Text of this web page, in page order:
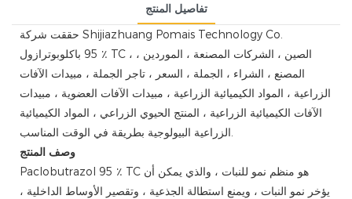
تفاصيل المنتج
حققت شركة Shijiazhuang Pomais Technology Co.
باكلوبوترازول 95 ٪ TC ، الصين ، الشركات المصنعة ، الموردين ،
المصنع ، الشراء ، الجملة ، السعر ، تاجر الجملة ، مبيدات الآفات
الزراعية ، المواد الكيميائية الزراعية ، مبيدات الآفات العضوية ، مبيدات
الآفات الكيميائية الزراعية ، المنتج الحيوي الزراعي ، المواد الكيميائية
الزراعية البيولوجية بطريقة في الوقت المناسب.
وصف المنتج
Paclobutrazol 95 ٪ TC هو منظم نمو للنبات ، والذي يمكن أن
يؤخر نمو النبات ، ويمنع استطالة الجذعية ، وتقصير الأوساط الداخلية ،